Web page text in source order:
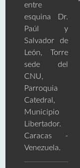
entre
esquina Dr.
Paúl y
Salvador de
León, Torre
sede del
CNU,
Parroquia
Catedral,
Municipio
Libertador.
Caracas -
Venezuela.